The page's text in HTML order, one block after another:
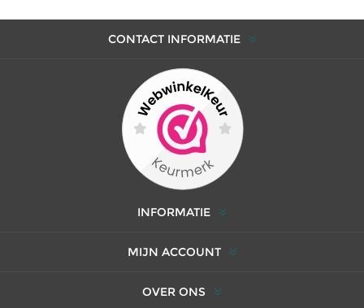
CONTACT INFORMATIE
INFORMATIE
MIJN ACCOUNT
OVER ONS